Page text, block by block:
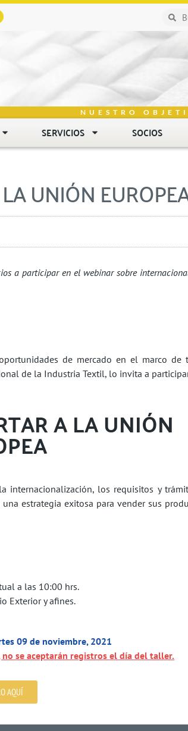
NUESTRO
SERVICIOS SOCIOS
UNIÓN
a participar en el webinar sobre
de mercado en el marco de
de la Industria Textil, lo invita a
A LA UNIÓN
internacionalización, los requisitos y
estrategia exitosa para vender sus
a las 10:00 hrs.
Exterior y afines.
09 de noviembre, 2021
se aceptarán registros el día del taller.
AQUÍ